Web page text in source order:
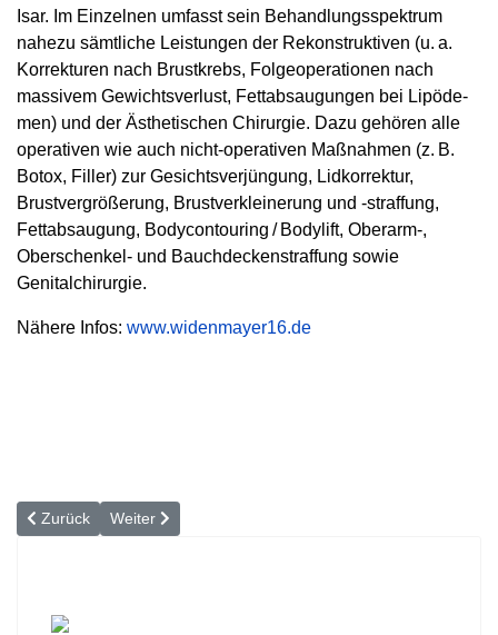
Isar. Im Einzelnen umfasst sein Behandlungsspektrum
nahezu sämtliche Leistungen der Rekonstruktiven (u. a.
Korrekturen nach Brustkrebs, Folgeoperationen nach
massivem Gewichtsverlust, Fettabsaugungen bei Lipöde­
men) und der Ästhetischen Chirurgie. Dazu gehören alle
operativen wie auch nicht-operativen Maßnahmen (z. B.
Botox, Filler) zur Gesichtsverjüngung, Lidkorrektur,
Brustvergrößerung, Brustverkleinerung und -straffung,
Fettabsaugung, Bodycontouring / Bodylift, Oberarm-,
Oberschenkel- und Bauchdeckenstraffung sowie
Genitalchirurgie.
Nähere Infos: www.widenmayer16.de
Vorheriger Beitrag: Liposuktion bei Lipödem
Zurück Nächster Beitrag: Nie wieder Schweißattacken!
Weiter